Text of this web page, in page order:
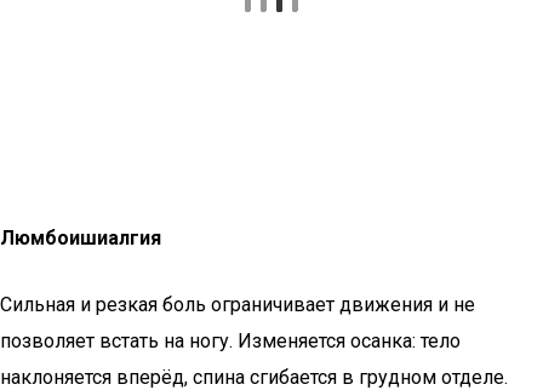
Люмбоишиалгия
Сильная и резкая боль ограничивает движения и не
позволяет встать на ногу. Изменяется осанка: тело
наклоняется вперёд, спина сгибается в грудном отделе.